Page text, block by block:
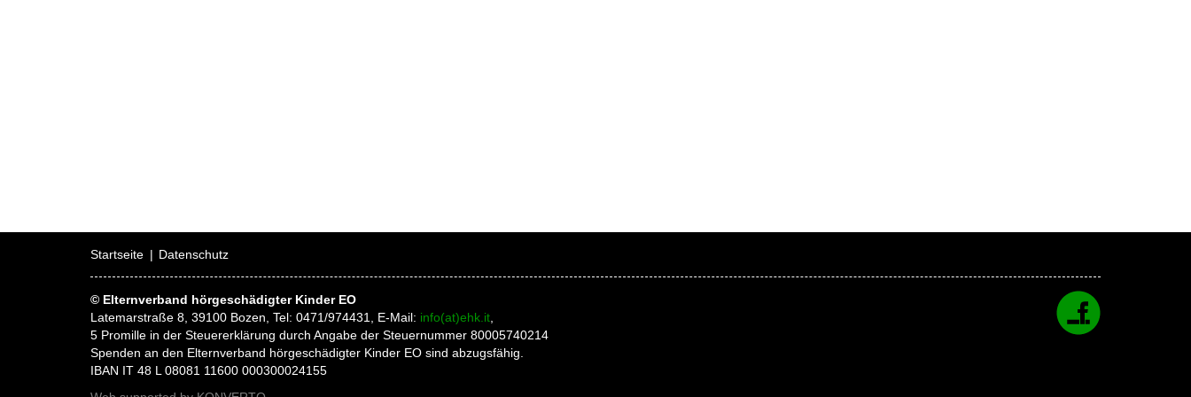
Startseite Datenschutz
© Elternverband hörgeschädigter Kinder EO
Latemarstraße 8, 39100 Bozen, Tel: 0471/974431, E-Mail: info(at)ehk.it
5 Promille in der Steuererklärung durch Angabe der Steuernummer 80005740214
Spenden an den Elternverband hörgeschädigter Kinder EO sind abzugsfähig.
IBAN IT 48 L 08081 11600 000300024155